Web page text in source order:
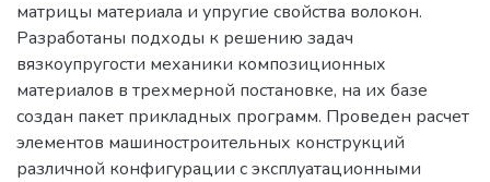
матрицы материала и упругие свойства волокон.
Разработаны подходы к решению задач
вязкоупругости механики композиционных
материалов в трехмерной постановке, на их базе
создан пакет прикладных программ. Проведен расчет
элементов машиностроительных конструкций
различной конфигурации с эксплуатационными